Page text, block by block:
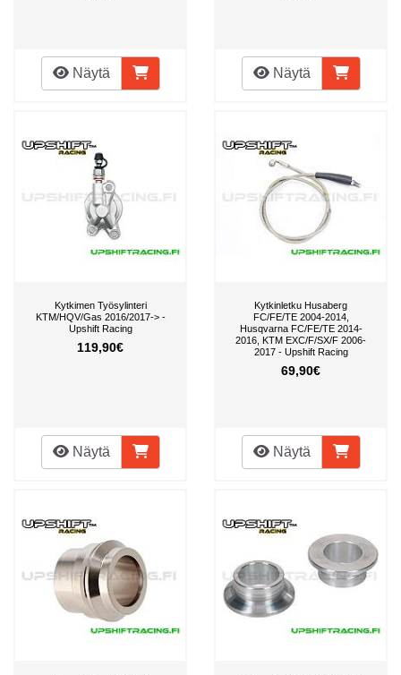
Näytä Näytä
Kytkimen Työsylinteri
KTM/HQV/Gas 2016/2017-> -
Upshift Racing
119,90€
Näytä
Kytkinletku Husaberg
FC/FE/TE 2004-2014,
Husqvarna FC/FE/TE 2014-
2016, KTM EXC/F/SX/F 2006-
2017 - Upshift Racing
69,90€
Näytä